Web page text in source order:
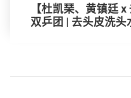
【杜凯琹、黄镇廷
双乒团 | 去头皮洗头